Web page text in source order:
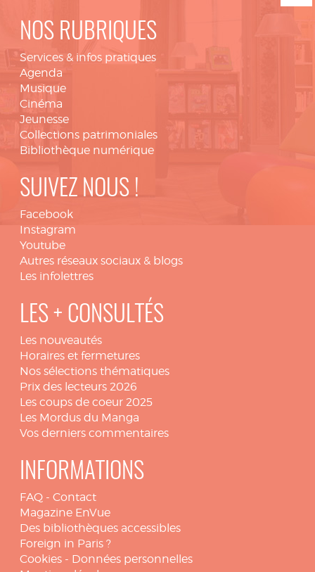
NOS RUBRIQUES
Services & infos pratiques
Agenda
Musique
Cinéma
Jeunesse
Collections patrimoniales
Bibliothèque numérique
SUIVEZ NOUS !
Facebook
Instagram
Youtube
Autres réseaux sociaux & blogs
Les infolettres
LES + CONSULTÉS
Les nouveautés
Horaires et fermetures
Nos sélections thématiques
Prix des lecteurs 2026
Les coups de coeur 2025
Les Mordus du Manga
Vos derniers commentaires
INFORMATIONS
FAQ - Contact
Magazine EnVue
Des bibliothèques accessibles
Foreign in Paris ?
Cookies - Données personnelles